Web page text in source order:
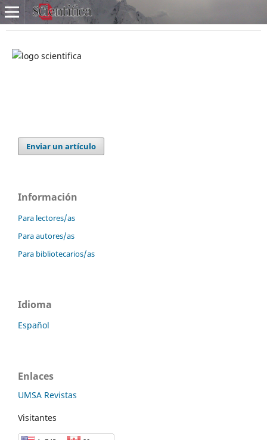
Enviar un artículo
Información
Para lectores/as
Para autores/as
Para bibliotecarios/as
Idioma
Español
Enlaces
UMSA Revistas
Visitantes